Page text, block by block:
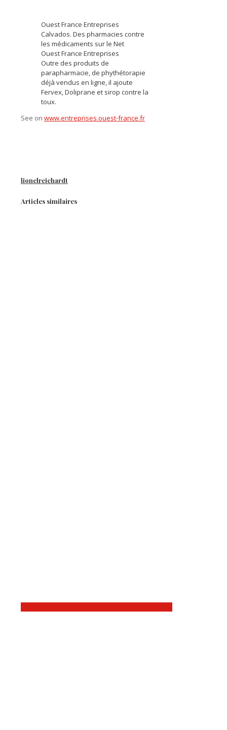
Ouest France Entreprises
Calvados. Des pharmacies contre
les médicaments sur le Net
Ouest France Entreprises
Outre des produits de
parapharmacie, de phythétorapie
déjà vendus en ligne, il ajoute
Fervex, Doliprane et sirop contre la
toux.
See on www.entreprises.ouest-france.fr
lionelreichardt
Articles similaires